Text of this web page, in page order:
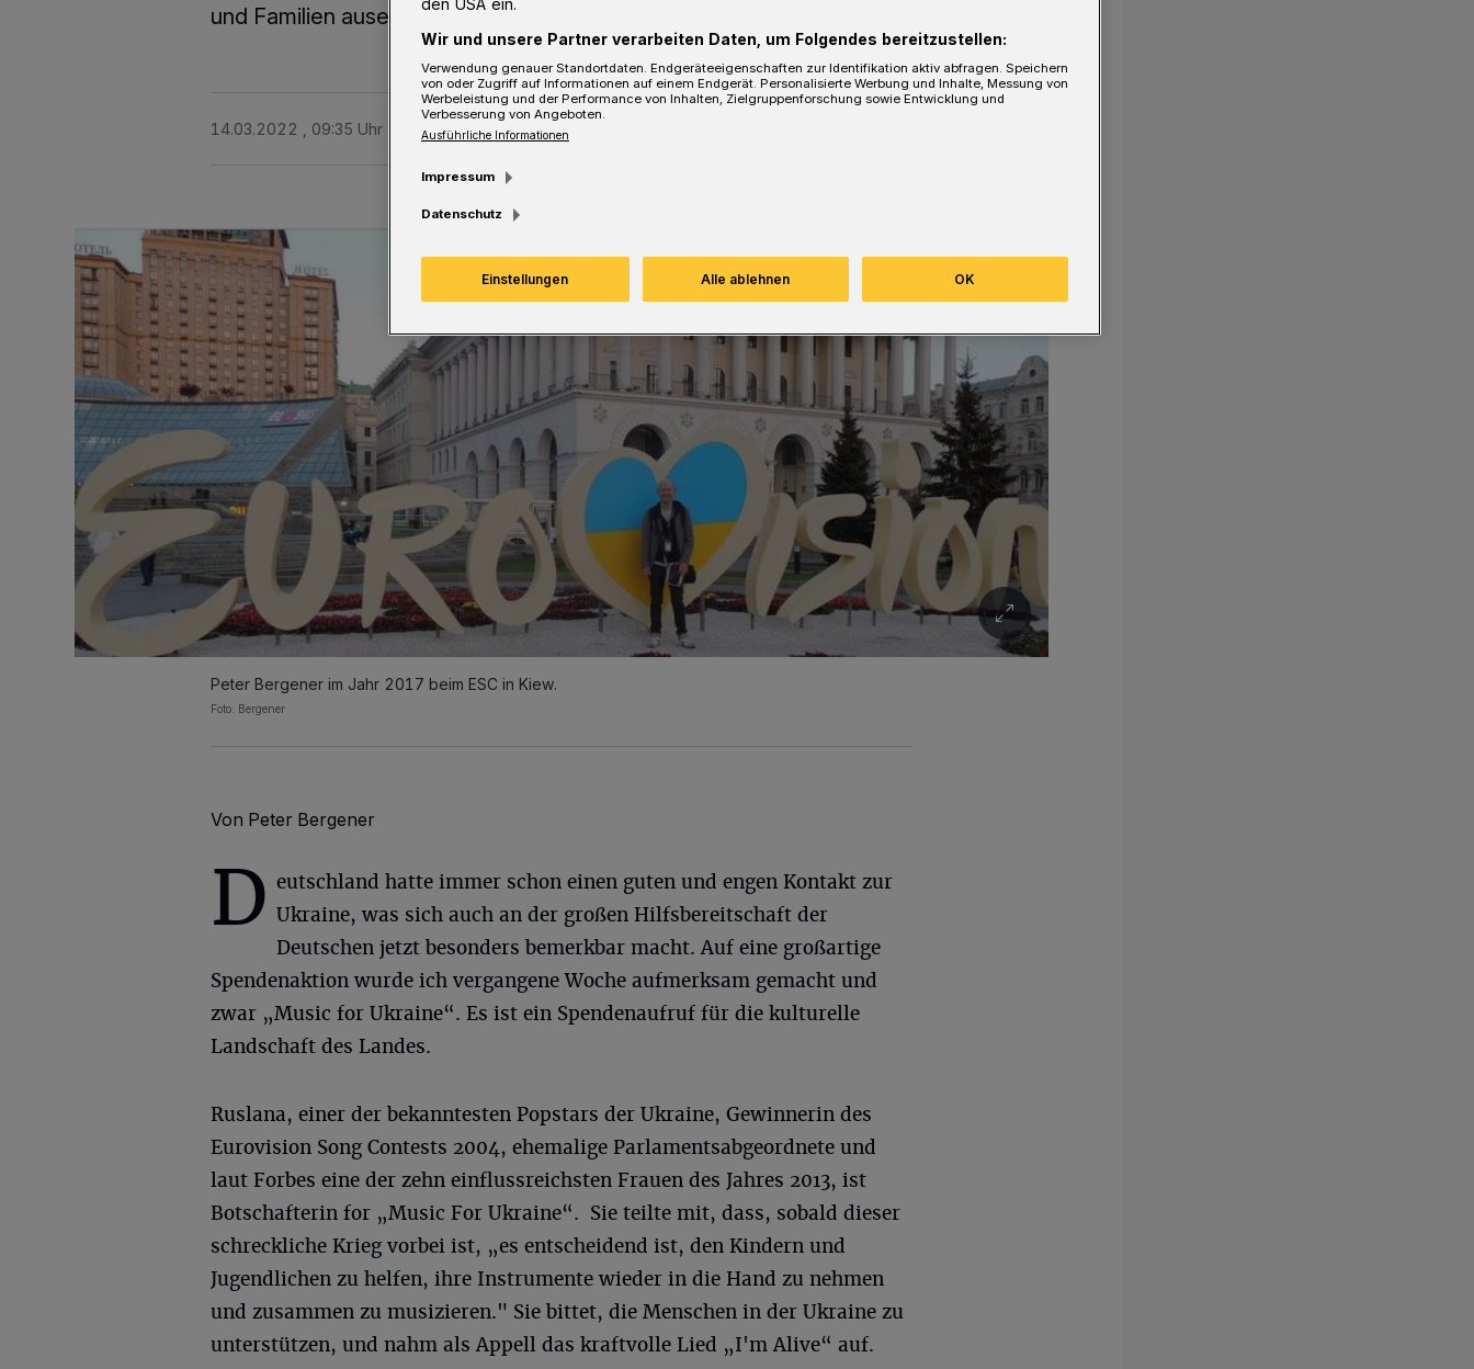
und Familien auseinandergerissen werden.
14.03.2022 , 09:35 Uhr 2 Minuten Lesezeit
Peter Bergener im Jahr 2017 beim ESC in Kiew.
Foto: Bergener
Von Peter Bergener
D eutschland hatte immer schon einen guten und engen Kontakt zur
Ukraine, was sich auch an der großen Hilfsbereitschaft der
Deutschen jetzt besonders bemerkbar macht. Auf eine großartige
Spendenaktion wurde ich vergangene Woche aufmerksam gemacht und
zwar „Music for Ukraine“. Es ist ein Spendenaufruf für die kulturelle
Landschaft des Landes.
Ruslana, einer der bekanntesten Popstars der Ukraine, Gewinnerin des
Eurovision Song Contests 2004, ehemalige Parlamentsabgeordnete und
laut Forbes eine der zehn einflussreichsten Frauen des Jahres 2013, ist
Botschafterin for „Music For Ukraine“. Sie teilte mit, dass, sobald dieser
schreckliche Krieg vorbei ist, „es entscheidend ist, den Kindern und
Jugendlichen zu helfen, ihre Instrumente wieder in die Hand zu nehmen
und zusammen zu musizieren." Sie bittet, die Menschen in der Ukraine zu
unterstützen, und nahm als Appell das kraftvolle Lied „I'm Alive“ auf.
den USA ein.
Wir und unsere Partner verarbeiten Daten, um Folgendes bereitzustellen:
Verwendung genauer Standortdaten. Endgeräteeigenschaften zur Identifikation aktiv abfragen. Speichern
von oder Zugriff auf Informationen auf einem Endgerät. Personalisierte Werbung und Inhalte, Messung von
Werbeleistung und der Performance von Inhalten, Zielgruppenforschung sowie Entwicklung und
Verbesserung von Angeboten.
Ausführliche Informationen
Impressum
Datenschutz
Einstellungen Alle ablehnen OK